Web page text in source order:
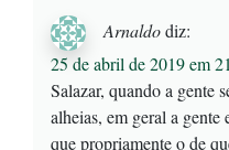
Arnaldodiz:
25 de abril de 2019 em
Salazar, quando a gente
alheias, em geral a gente
que propriamente o de